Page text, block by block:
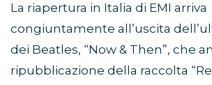
La riapertura in Italia di EMI arriva
congiuntamente all’uscita
dei Beatles, “Now & Then”, che
ripubblicazione della raccolta